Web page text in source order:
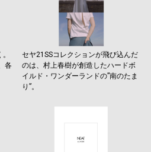
各
セヤ21SSコレクションが飛び込んだ
のは、村上春樹が創造したハードボ
イルド・ワンダーランドの”南のたま
り”。